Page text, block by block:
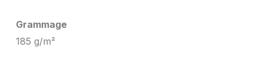
Grammage
185 g/m²